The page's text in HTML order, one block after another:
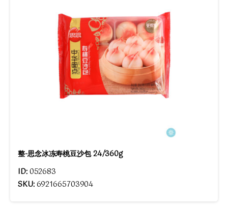
整-思念冰冻寿桃豆沙包 24/360g
ID:052683
SKU:6921665703904